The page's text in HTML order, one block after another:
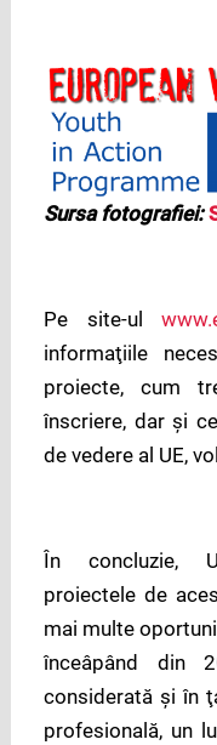
Sursa fotografiei:
Pe site-ul
informaţiile
proiecte, cum
înscriere, dar şi
de vedere al UE,
În concluzie,
proiectele de
mai multe
înceâpând din
considerată şi în
profesională, un